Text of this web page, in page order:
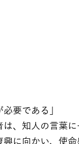
要である」
、知人の言葉
に向かい、使